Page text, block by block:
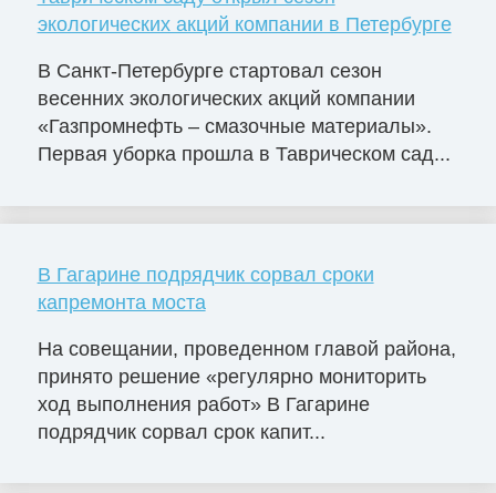
экологических акций компании в Петербурге
В Санкт-Петербурге стартовал сезон
весенних экологических акций компании
«Газпромнефть – смазочные материалы».
Первая уборка прошла в Таврическом сад...
В Гагарине подрядчик сорвал сроки
капремонта моста
На совещании, проведенном главой района,
принято решение «регулярно мониторить
ход выполнения работ» В Гагарине
подрядчик сорвал срок капит...